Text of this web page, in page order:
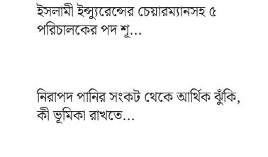
ইসলামী ইন্স্যুরেন্সের চেয়ারম্যানসহ ৫
পরিচালকের পদ শূ...
নিরাপদ পানির সংকট থেকে আর্থিক ঝুঁকি,
কী ভূমিকা রাখতে...